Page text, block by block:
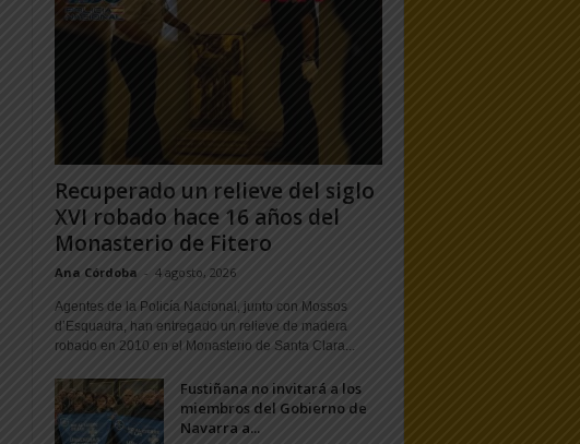
Recuperado un relieve del siglo
XVI robado hace 16 años del
Monasterio de Fitero
Ana Córdoba - 4 agosto, 2026
Agentes de la Policía Nacional, junto con Mossos
d’Esquadra, han entregado un relieve de madera
robado en 2010 en el Monasterio de Santa Clara...
Fustiñana no invitará a los
miembros del Gobierno de
Navarra a...